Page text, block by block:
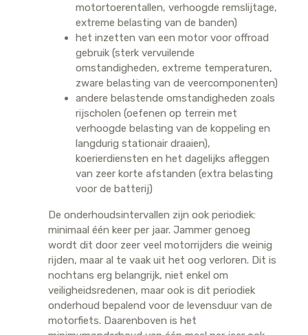
motortoerentallen, verhoogde remslijtage,
extreme belasting van de banden)
het inzetten van een motor voor offroad
gebruik (sterk vervuilende
omstandigheden, extreme temperaturen,
zware belasting van de veercomponenten)
andere belastende omstandigheden zoals
rijscholen (oefenen op terrein met
verhoogde belasting van de koppeling en
langdurig stationair draaien),
koerierdiensten en het dagelijks afleggen
van zeer korte afstanden (extra belasting
voor de batterij)
De onderhoudsintervallen zijn ook periodiek:
minimaal één keer per jaar. Jammer genoeg
wordt dit door zeer veel motorrijders die weinig
rijden, maar al te vaak uit het oog verloren. Dit is
nochtans erg belangrijk, niet enkel om
veiligheidsredenen, maar ook is dit periodiek
onderhoud bepalend voor de levensduur van de
motorfiets. Daarenboven is het